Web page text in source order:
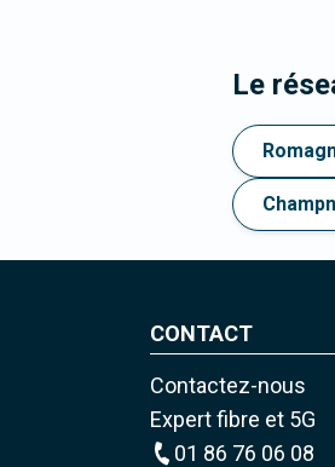
Le
CONTACT
Contactez-nous
Expert fibre et 5G
01 86 76 06 08